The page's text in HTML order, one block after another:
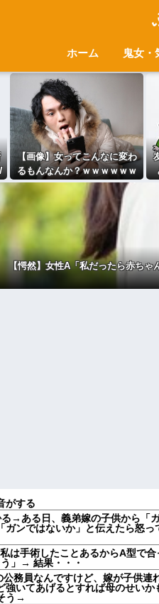
ホーム 鬼女・
【画像】女ってこんなに変わ
るもんなんか？ｗｗｗｗｗｗ
ｗｗｗｗｗｗｗｗｗｗｗｗｗ
【愕然】女性A「私だったら赤ち
がする
→ある日、義弟嫁の子供から「
ガンではないか」と伝えたら怒っ
は手術したことあるからA型で
」→ 結果・・・
務員なんですけど、嫁が子供連
強いてあげるとすれば母のせいか
う→